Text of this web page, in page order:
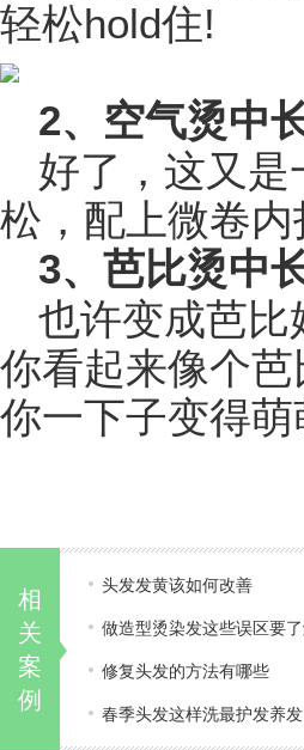
轻松hold住!
2、空气烫中
好了，这又
松，配上微卷
3、芭比烫中
也许变成芭比
你看起来像个
你一下子变得
相
关
案
例
头发发黄该如何改善
做造型烫染发这些误区要
修复头发的方法有哪些
春季头发这样洗最护发养发